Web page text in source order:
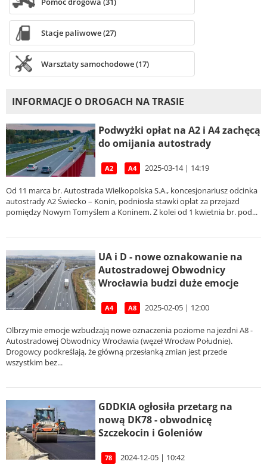
Stacje paliwowe (27)
Warsztaty samochodowe (17)
INFORMACJE O DROGACH NA TRASIE
Podwyżki opłat na A2 i A4 zachęcą
do omijania autostrady
A2 A4 2025-03-14 | 14:19
Od 11 marca br. Autostrada Wielkopolska S.A., koncesjonariusz odcinka
autostrady A2 Świecko – Konin, podniosła stawki opłat za przejazd
pomiędzy Nowym Tomyślem a Koninem. Z kolei od 1 kwietnia br. pod...
UA i D - nowe oznakowanie na
Autostradowej Obwodnicy
Wrocławia budzi duże emocje
A4 A8 2025-02-05 | 12:00
Olbrzymie emocje wzbudzają nowe oznaczenia poziome na jezdni A8 -
Autostradowej Obwodnicy Wrocławia (węzeł Wrocław Południe).
Drogowcy podkreślają, że główną przesłanką zmian jest przede
wszystkim bez...
GDDKIA ogłosiła przetarg na
nową DK78 - obwodnicę
Szczekocin i Goleniów
78 2024-12-05 | 10:42